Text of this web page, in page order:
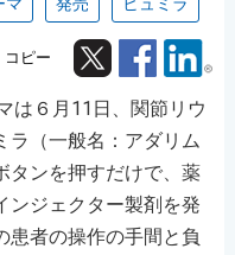
コピー Twitter Facebook
は６月11日、関節リウ
ラ（一般名：アダリム
タンを押すだけで、薬
ンジェクター製剤を発
患者の操作の手間と負